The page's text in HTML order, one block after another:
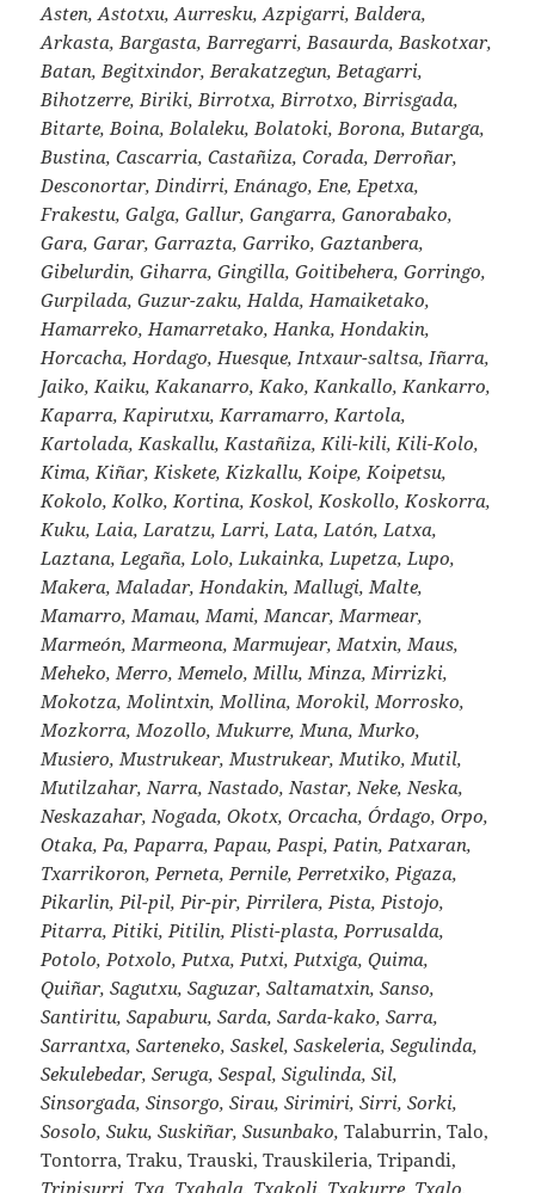
Asten, Astotxu, Aurresku, Azpigarri, Baldera,
Arkasta, Bargasta, Barregarri, Basaurda, Baskotxar,
Batan, Begitxindor, Berakatzegun, Betagarri,
Bihotzerre, Biriki, Birrotxa, Birrotxo, Birrisgada,
Bitarte, Boina, Bolaleku, Bolatoki, Borona, Butarga,
Bustina, Cascarria, Castañiza, Corada, Derroñar,
Desconortar, Dindirri, Enánago, Ene, Epetxa,
Frakestu, Galga, Gallur, Gangarra, Ganorabako,
Gara, Garar, Garrazta, Garriko, Gaztanbera,
Gibelurdin, Giharra, Gingilla, Goitibehera, Gorringo,
Gurpilada, Guzur-zaku, Halda, Hamaiketako,
Hamarreko, Hamarretako, Hanka, Hondakin,
Horcacha, Hordago, Huesque, Intxaur-saltsa, Iñarra,
Jaiko, Kaiku, Kakanarro, Kako, Kankallo, Kankarro,
Kaparra, Kapirutxu, Karramarro, Kartola,
Kartolada, Kaskallu, Kastañiza, Kili-kili, Kili-Kolo,
Kima, Kiñar, Kiskete, Kizkallu, Koipe, Koipetsu,
Kokolo, Kolko, Kortina, Koskol, Koskollo, Koskorra,
Kuku, Laia, Laratzu, Larri, Lata, Latón, Latxa,
Laztana, Legaña, Lolo, Lukainka, Lupetza, Lupo,
Makera, Maladar, Hondakin, Mallugi, Malte,
Mamarro, Mamau, Mami, Mancar, Marmear,
Marmeón, Marmeona, Marmujear, Matxin, Maus,
Meheko, Merro, Memelo, Millu, Minza, Mirrizki,
Mokotza, Molintxin, Mollina, Morokil, Morrosko,
Mozkorra, Mozollo, Mukurre, Muna, Murko,
Musiero, Mustrukear, Mustrukear, Mutiko, Mutil,
Mutilzahar, Narra, Nastado, Nastar, Neke, Neska,
Neskazahar, Nogada, Okotx, Orcacha, Órdago, Orpo,
Otaka, Pa, Paparra, Papau, Paspi, Patin, Patxaran,
Txarrikoron, Perneta, Pernile, Perretxiko, Pigaza,
Pikarlin, Pil-pil, Pir-pir, Pirrilera, Pista, Pistojo,
Pitarra, Pitiki, Pitilin, Plisti-plasta, Porrusalda,
Potolo, Potxolo, Putxa, Putxi, Putxiga, Quima,
Quiñar, Sagutxu, Saguzar, Saltamatxin, Sanso,
Santiritu, Sapaburu, Sarda, Sarda-kako, Sarra,
Sarrantxa, Sarteneko, Saskel, Saskeleria, Segulinda,
Sekulebedar, Seruga, Sespal, Sigulinda, Sil,
Sinsorgada, Sinsorgo, Sirau, Sirimiri, Sirri, Sorki,
Sosolo, Suku, Suskiñar, Susunbako, Talaburrin, Talo,
Tontorra, Traku, Trauski, Trauskileria, Tripandi,